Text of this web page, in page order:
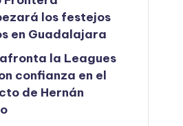
los festejos
en Guadalajara
la Leagues
confianza en el
de Hernán